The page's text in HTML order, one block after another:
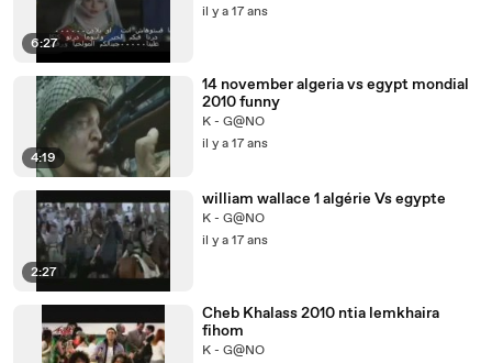
6:27
il y a 17 ans
4:19
14 november algeria vs egypt mondial
2010 funny
K - G@NO
il y a 17 ans
2:27
william wallace 1 algérie Vs egypte
K - G@NO
il y a 17 ans
Cheb Khalass 2010 ntia lemkhaira
fihom
K - G@NO